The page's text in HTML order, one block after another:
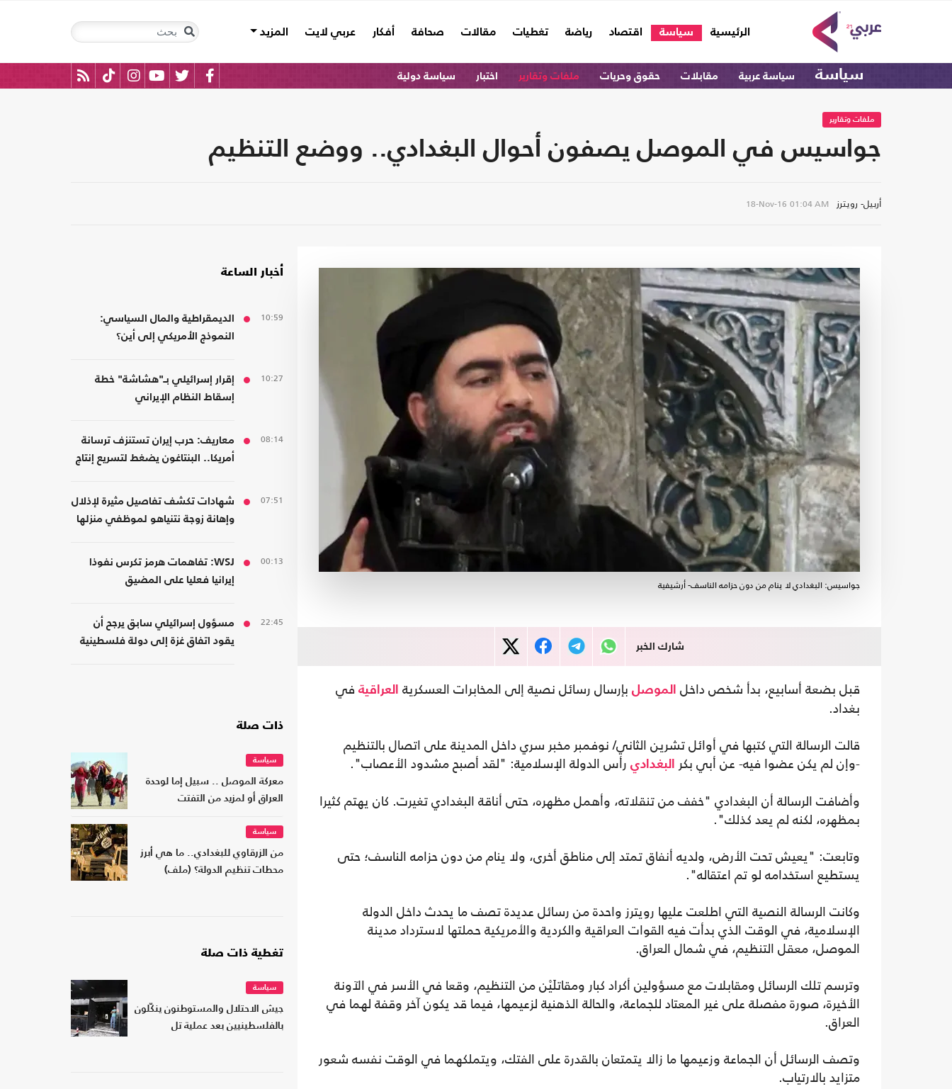
الرئيسية
(current) سياسة اقتصاد رياضة تغطيات مقالات صحافة أفكار عربي لايت المزيد
سياسة سياسة عربية مقابلات حقوق وحريات ملفات وتقارير اختبار سياسة دولية
ملفات وتقارير
جواسيس في الموصل يصفون أحوال البغدادي.. ووضع التنظيم
أربيل- رويترز 18-Nov-16 01:04 AM
جواسيس: البغدادي لا ينام من دون حزامه الناسف- أرشيفية
شارك الخبر
قبل بضعة أسابيع، بدأ شخص داخل الموصل بإرسال رسائل نصية إلى المخابرات العسكرية العراقية في
بغداد.
قالت الرسالة التي كتبها في أوائل تشرين الثاني/ نوفمبر مخبر سري داخل المدينة على اتصال بالتنظيم
-وإن لم يكن عضوا فيه- عن أبي بكر
البغدادي رأس الدولة الإسلامية: "لقد أصبح مشدود الأعصاب".
وأضافت الرسالة أن البغدادي "خفف من تنقلاته، وأهمل مظهره، حتى أناقة البغدادي تغيرت. كان يهتم كثيرا
بمظهره، لكنه لم يعد كذلك".
وتابعت: "يعيش تحت الأرض، ولديه أنفاق تمتد إلى مناطق أخرى، ولا ينام من دون حزامه الناسف؛ حتى
يستطيع استخدامه لو تم اعتقاله".
وكانت الرسالة النصية التي اطلعت عليها رويترز واحدة من رسائل عديدة تصف ما يحدث داخل الدولة
الإسلامية، في الوقت الذي بدأت فيه القوات العراقية والكردية والأمريكية حملتها لاسترداد مدينة
الموصل، معقل التنظيم، في شمال العراق.
وترسم تلك الرسائل ومقابلات مع مسؤولين أكراد كبار ومقاتلَيْن من التنظيم، وقعا في الأسر في الآونة
الأخيرة، صورة مفصلة على غير المعتاد للجماعة، والحالة الذهنية لزعيمها، فيما قد يكون آخر وقفة لهما في
العراق.
وتصف الرسائل أن الجماعة وزعيمها ما زالا يتمتعان بالقدرة على الفتك، ويتملكهما في الوقت نفسه شعور
متزايد بالارتياب.
أخبار الساعة
10:59
الديمقراطية والمال السياسي:
النموذج الأمريكي إلى أين؟
10:27
إقرار إسرائيلي بـ"هشاشة" خطة
إسقاط النظام الإيراني
08:14
معاريف: حرب إيران تستنزف ترسانة
أمريكا.. البنتاغون يضغط لتسريع إنتاج
07:51
شهادات تكشف تفاصيل مثيرة لإذلال
وإهانة زوجة نتنياهو لموظفي منزلها
00:13
WSJ: تفاهمات هرمز تكرس نفوذا
إيرانيا فعليا على المضيق
22:45
مسؤول إسرائيلي سابق يرجح أن
يقود اتفاق غزة إلى دولة فلسطينية
ذات صلة
سياسة
معركة الموصل .. سبيل إما لوحدة
العراق أو لمزيد من التفتت
سياسة
من الزرقاوي للبغدادي.. ما هي أبرز
محطات تنظيم الدولة؟ (ملف)
تغطية ذات صلة
سياسة
جيش الاحتلال والمستوطنون ينكّلون
بالفلسطينيين بعد عملية تل